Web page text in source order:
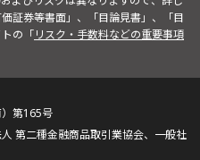
証券等書面」、「目論見書」、「目
の「リスク・手数料などの重要事項
第165号
第二種金融商品取引業協会、一般社